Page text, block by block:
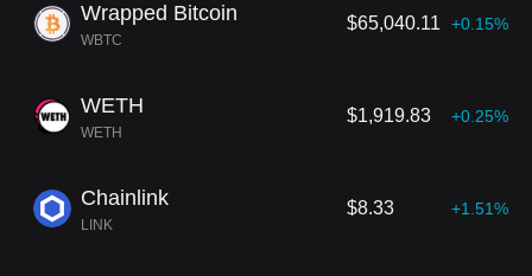
Wrapped Bitcoin
WBTC
$65,040.11 +0.15%
WETH
WETH
$1,919.83 +0.25%
Chainlink
LINK
$8.33 +1.51%